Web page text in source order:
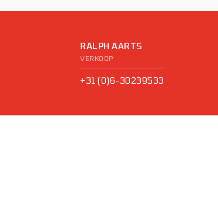
RALPH AARTS
VERKOOP
+31 (0)6-30239533